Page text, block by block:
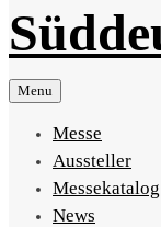
Menu
Messe
Aussteller
Messekatalog
News